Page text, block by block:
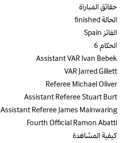
حقائق المباراة
الحالةfinished
الفائزSpain
الحكام6
Assistant VARIvan Bebek
VARJarred Gillett
RefereeMichael Oliver
Assistant RefereeStuart Burt
Assistant RefereeJames Mainwaring
Fourth OfficialRamon Abatti
كيفية المشاهدة